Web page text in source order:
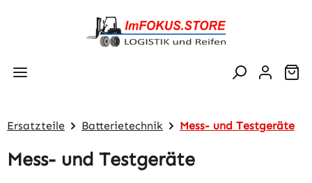
Zum Hauptinhalt springen
Ersatzteile Batterietechnik Mess- und Testgeräte
Mess- und Testgeräte